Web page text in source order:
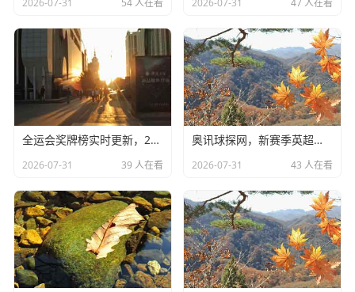
森的经验和支点作用，哪怕他跑不动了，他在那儿一站，对
方后卫也得分心盯着他。
这就像咱们单位里的老法师,虽然写代码拼不过刚毕业的小年
轻，但遇到那种复杂的架构难题，还得是他出马看一眼心里
才踏实，但我个人的观点是，别把宝全押在艾克森身上，让
他做个替补，或者上去冲个二十分钟那是锦上添花；要是指
望他打满全场，那是有点难为人了。
这次名单里,最让我感到一丝清新的，是那些年轻面孔，比如
谢文能，比如拜合拉木。
谢文能这小伙子,在泰山队踢得是真不错，能上能下，不惜体
2026-07-31 54 人在看 2026-07-31 47 人在看
全运会奖牌榜实时更新，2025前瞻与备战
2026-07-31 39 人在看
奥讯球探网，新赛季英超风云变幻
2026-07-31 43 人在看